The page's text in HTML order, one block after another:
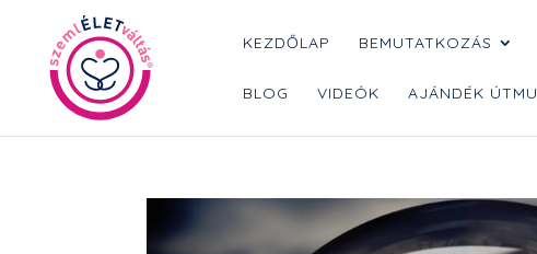
KEZDŐLAP BEMUTATKOZÁS
BLOG VIDEÓK AJÁNDÉK